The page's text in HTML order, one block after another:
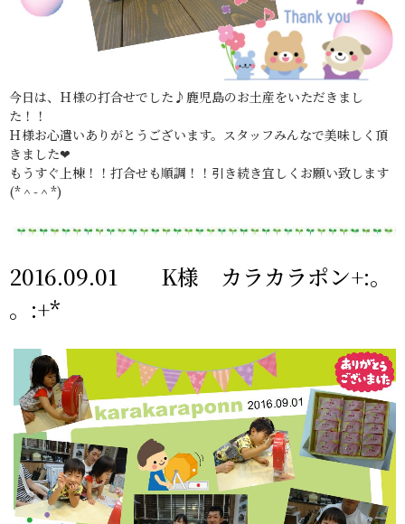
今日は、Ｈ様の打合せでした♪鹿児島のお土産をいただきまし
た！！
Ｈ様お心遣いありがとうございます。スタッフみんなで美味しく頂
きました❤
もうすぐ上棟！！打合せも順調！！引き続き宜しくお願い致します
(*＾-＾*)
2016.09.01 K様 カラカラポン+:。
。:+*